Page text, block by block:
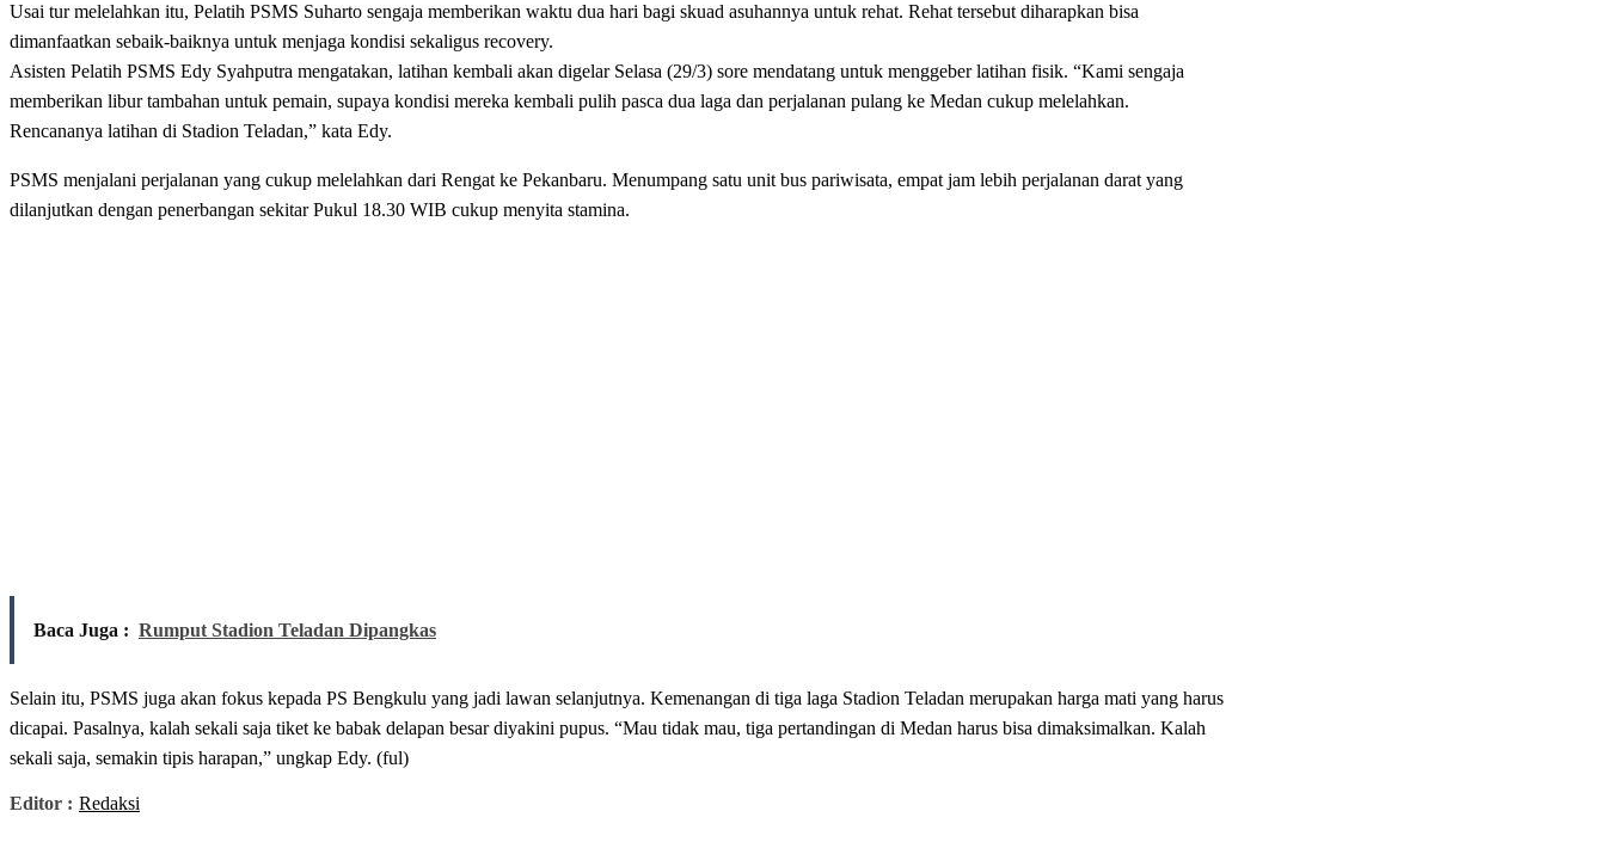
Usai tur melelahkan itu, Pelatih PSMS Suharto sengaja memberikan waktu dua hari bagi skuad asuhannya untuk rehat. Rehat tersebut diharapkan bisa
dimanfaatkan sebaik-baiknya untuk menjaga kondisi sekaligus recovery.
Asisten Pelatih PSMS Edy Syahputra mengatakan, latihan kembali akan digelar Selasa (29/3) sore mendatang untuk menggeber latihan fisik. “Kami sengaja
memberikan libur tambahan untuk pemain, supaya kondisi mereka kembali pulih pasca dua laga dan perjalanan pulang ke Medan cukup melelahkan.
Rencananya latihan di Stadion Teladan,” kata Edy.
PSMS menjalani perjalanan yang cukup melelahkan dari Rengat ke Pekanbaru. Menumpang satu unit bus pariwisata, empat jam lebih perjalanan darat yang
dilanjutkan dengan penerbangan sekitar Pukul 18.30 WIB cukup menyita stamina.
Baca Juga : Rumput Stadion Teladan Dipangkas
Selain itu, PSMS juga akan fokus kepada PS Bengkulu yang jadi lawan selanjutnya. Kemenangan di tiga laga Stadion Teladan merupakan harga mati yang harus
dicapai. Pasalnya, kalah sekali saja tiket ke babak delapan besar diyakini pupus. “Mau tidak mau, tiga pertandingan di Medan harus bisa dimaksimalkan. Kalah
sekali saja, semakin tipis harapan,” ungkap Edy. (ful)
Editor : Redaksi